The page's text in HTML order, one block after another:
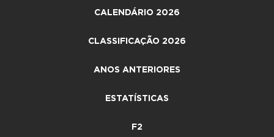
CALENDÁRIO 2026
CLASSIFICAÇÃO 2026
ANOS ANTERIORES
ESTATÍSTICAS
F2